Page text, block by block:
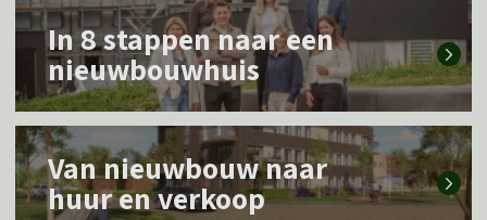
L
s
m
e
In 8 stappen naar een
nieuwbouwhuis
L
e
Van nieuwbouw naar
huur en verkoop